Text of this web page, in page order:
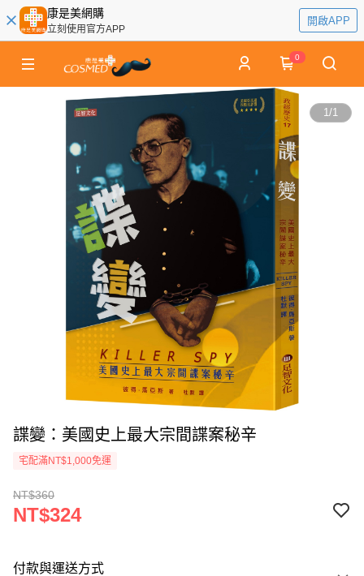
康是美網購
立刻使用官方APP
開啟APP
0
1/1
諜變：美國史上最大宗間諜案秘辛
宅配滿NT$1,000免運
NT$360
NT$324
付款與運送方式